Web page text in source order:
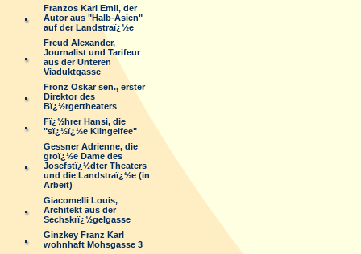
Franzos Karl Emil, der
Autor aus "Halb-Asien"
auf der Landstraï¿½e
Freud Alexander,
Journalist und Tarifeur
aus der Unteren
Viaduktgasse
Fronz Oskar sen., erster
Direktor des
Bï¿½rgertheaters
Fï¿½hrer Hansi, die
"sï¿½ï¿½e Klingelfee"
Gessner Adrienne, die
groï¿½e Dame des
Josefstï¿½dter Theaters
und die Landstraï¿½e (in
Arbeit)
Giacomelli Louis,
Architekt aus der
Sechskrï¿½gelgasse
Ginzkey Franz Karl
wohnhaft Mohsgasse 3